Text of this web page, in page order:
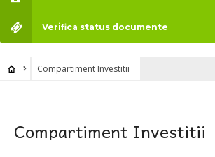
Verifica status documente
Compartiment Investitii
Compartiment Investitii